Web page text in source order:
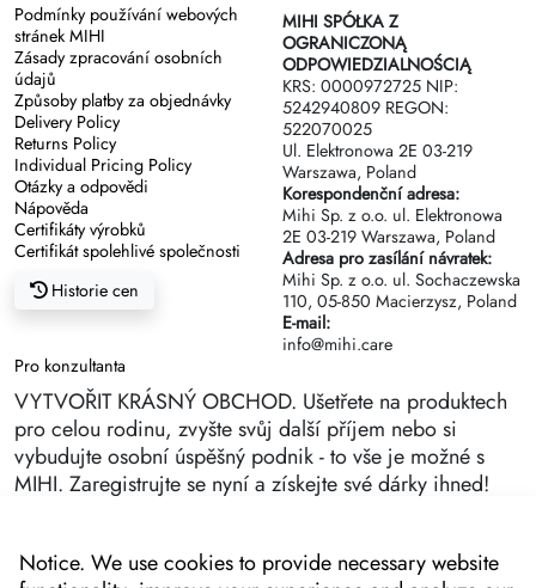
Podmínky používání webových
stránek MIHI
Zásady zpracování osobních
údajů
Způsoby platby za objednávky
Delivery Policy
Returns Policy
Individual Pricing Policy
Otázky a odpovědi
Nápověda
Certifikáty výrobků
Certifikát spolehlivé společnosti
Historie cen
MIHI SPÓŁKA Z
OGRANICZONĄ
ODPOWIEDZIALNOŚCIĄ
KRS: 0000972725 NIP:
5242940809 REGON:
522070025
Ul. Elektronowa 2Е 03-219
Warszawa, Poland
Korespondenční adresa:
Mihi Sp. z o.o. ul. Elektronowa
2Е 03-219 Warszawa, Poland
Adresa pro zasílání návratek:
Mihi Sp. z o.o. ul. Sochaczewska
110, 05-850 Macierzysz, Poland
E-mail:
info@mihi.care
Pro konzultanta
VYTVOŘIT KRÁSNÝ OBCHOD. Ušetřete na produktech
pro celou rodinu, zvyšte svůj další příjem nebo si
vybudujte osobní úspěšný podnik - to vše je možné s
MIHI. Zaregistrujte se nyní a získejte své dárky ihned!
Notice. We use cookies to provide necessary website